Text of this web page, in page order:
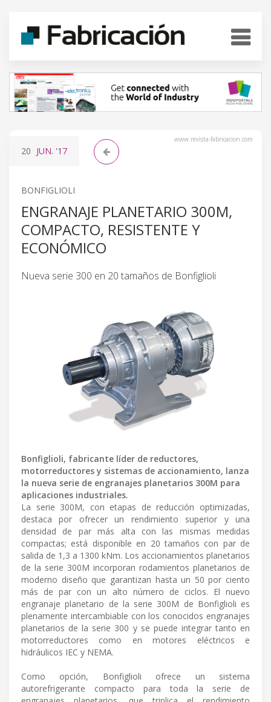
www.revista-fabricacion.com
20 JUN. '17
BONFIGLIOLI
ENGRANAJE PLANETARIO 300M,
COMPACTO, RESISTENTE Y
ECONÓMICO
Nueva serie 300 en 20 tamaños de Bonfiglioli
Bonfiglioli, fabricante líder de reductores,
motorreductores y sistemas de accionamiento, lanza
la nueva serie de engranajes planetarios 300M para
aplicaciones industriales.
La serie 300M, con etapas de reducción optimizadas,
destaca por ofrecer un rendimiento superior y una
densidad de par más alta con las mismas medidas
compactas; está disponible en 20 tamaños con par de
salida de 1,3 a 1300 kNm. Los accionamientos planetarios
de la serie 300M incorporan rodamientos planetarios de
moderno diseño que garantizan hasta un 50 por ciento
más de par con un alto número de ciclos. El nuevo
engranaje planetario de la serie 300M de Bonfiglioli es
plenamente intercambiable con los conocidos engranajes
planetarios de la serie 300 y se puede integrar tanto en
motorreductores como en motores eléctricos e
hidráulicos IEC y NEMA.
Como opción, Bonfiglioli ofrece un sistema
autorefrigerante compacto para toda la serie de